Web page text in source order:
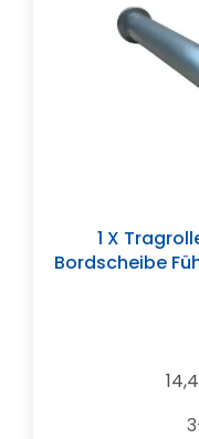
1 X
Bordscheibe